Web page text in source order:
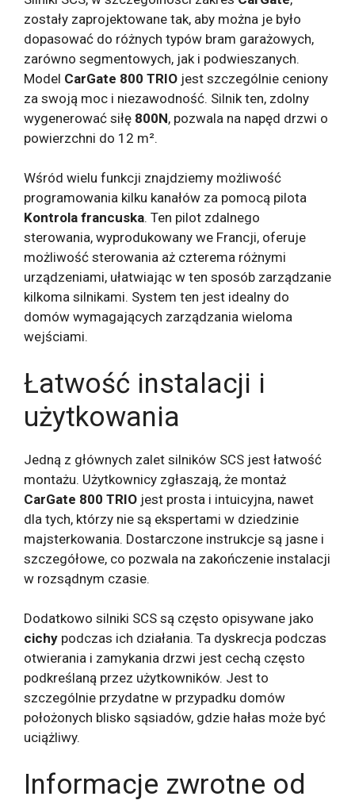
zostały zaprojektowane tak, aby można je było
dopasować do różnych typów bram garażowych,
zarówno segmentowych, jak i podwieszanych.
Model CarGate 800 TRIO jest szczególnie ceniony
za swoją moc i niezawodność. Silnik ten, zdolny
wygenerować siłę 800N, pozwala na napęd drzwi o
powierzchni do 12 m².
Wśród wielu funkcji znajdziemy możliwość
programowania kilku kanałów za pomocą pilota
Kontrola francuska. Ten pilot zdalnego
sterowania, wyprodukowany we Francji, oferuje
możliwość sterowania aż czterema różnymi
urządzeniami, ułatwiając w ten sposób zarządzanie
kilkoma silnikami. System ten jest idealny do
domów wymagających zarządzania wieloma
wejściami.
Łatwość instalacji i
użytkowania
Jedną z głównych zalet silników SCS jest łatwość
montażu. Użytkownicy zgłaszają, że montaż
CarGate 800 TRIO jest prosta i intuicyjna, nawet
dla tych, którzy nie są ekspertami w dziedzinie
majsterkowania. Dostarczone instrukcje są jasne i
szczegółowe, co pozwala na zakończenie instalacji
w rozsądnym czasie.
Dodatkowo silniki SCS są często opisywane jako
cichy podczas ich działania. Ta dyskrecja podczas
otwierania i zamykania drzwi jest cechą często
podkreślaną przez użytkowników. Jest to
szczególnie przydatne w przypadku domów
położonych blisko sąsiadów, gdzie hałas może być
uciążliwy.
Informacje zwrotne od